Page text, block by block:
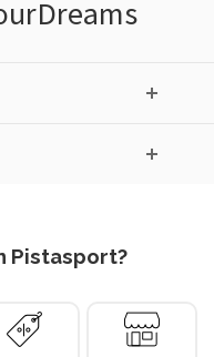
Pistasport?